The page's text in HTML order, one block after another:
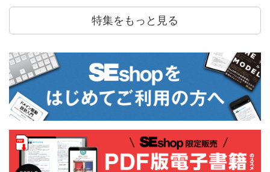
特集をもっと見る